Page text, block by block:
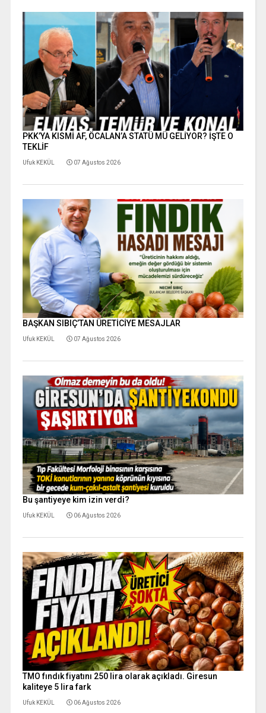
PKK’YA KISMİ AF, ÖCALAN’A STATÜ MÜ GELİYOR? İŞTE O
TEKLİF
Ufuk KEKÜL 07 Ağustos 2026
BAŞKAN SIBIÇ’TAN ÜRETİCİYE MESAJLAR
Ufuk KEKÜL 07 Ağustos 2026
Bu şantiyeye kim izin verdi?
Ufuk KEKÜL 06 Ağustos 2026
TMO fındık fiyatını 250 lira olarak açıkladı. Giresun
kaliteye 5 lira fark
Ufuk KEKÜL 06 Ağustos 2026